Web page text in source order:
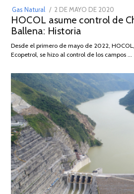
Gas Natural
POSTED
ON
2 DE MAYO DE 2020
DE
2026
HOCOL asume control de
Ballena: Historia
Desde el primero de mayo de 2022,
Ecopetrol, se hizo al control de los campos …